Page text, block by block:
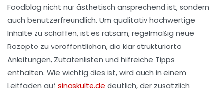
Foodblog nicht nur ästhetisch ansprechend ist, sondern
auch benutzerfreundlich. Um qualitativ hochwertige
Inhalte zu schaffen, ist es ratsam, regelmäßig neue
Rezepte zu veröffentlichen, die klar strukturierte
Anleitungen, Zutatenlisten und hilfreiche Tipps
enthalten. Wie wichtig dies ist, wird auch in einem
Leitfaden auf sinaskulte.de deutlich, der zusätzlich